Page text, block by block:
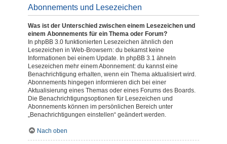
Abonnements und Lesezeichen
Was ist der Unterschied zwischen einem Lesezeichen und
einem Abonnements für ein Thema oder Forum?
In phpBB 3.0 funktionierten Lesezeichen ähnlich den
Lesezeichen in Web-Browsern: du bekamst keine
Informationen bei einem Update. In phpBB 3.1 ähneln
Lesezeichen mehr einem Abonnement: du kannst eine
Benachrichtigung erhalten, wenn ein Thema aktualisiert wird.
Abonnements hingegen informieren dich bei einer
Aktualisierung eines Themas oder eines Forums des Boards.
Die Benachrichtigungsoptionen für Lesezeichen und
Abonnements können im persönlichen Bereich unter
„Benachrichtigungen einstellen“ geändert werden.
Nach oben